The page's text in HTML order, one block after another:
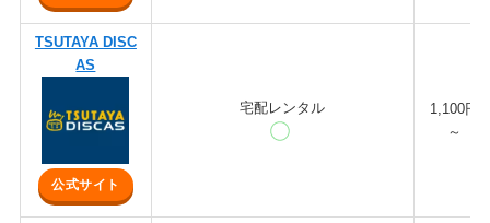
TSUTAYA DISC
AS
公式サイト
宅配レンタル
1,100円
～